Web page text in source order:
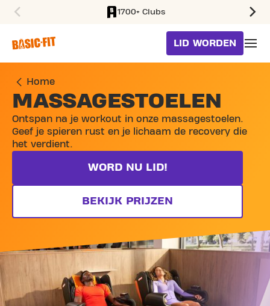
1700+ Clubs
LID WORDEN
Home
MASSAGESTOELEN
Ontspan na je workout in onze massagestoelen.
Geef je spieren rust en je lichaam de recovery die
het verdient.
WORD NU LID!
BEKIJK PRIJZEN